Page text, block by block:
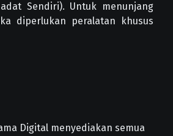
Sendiri). Untuk menunjang
diperlukan peralatan khusus
Digital menyediakan semua